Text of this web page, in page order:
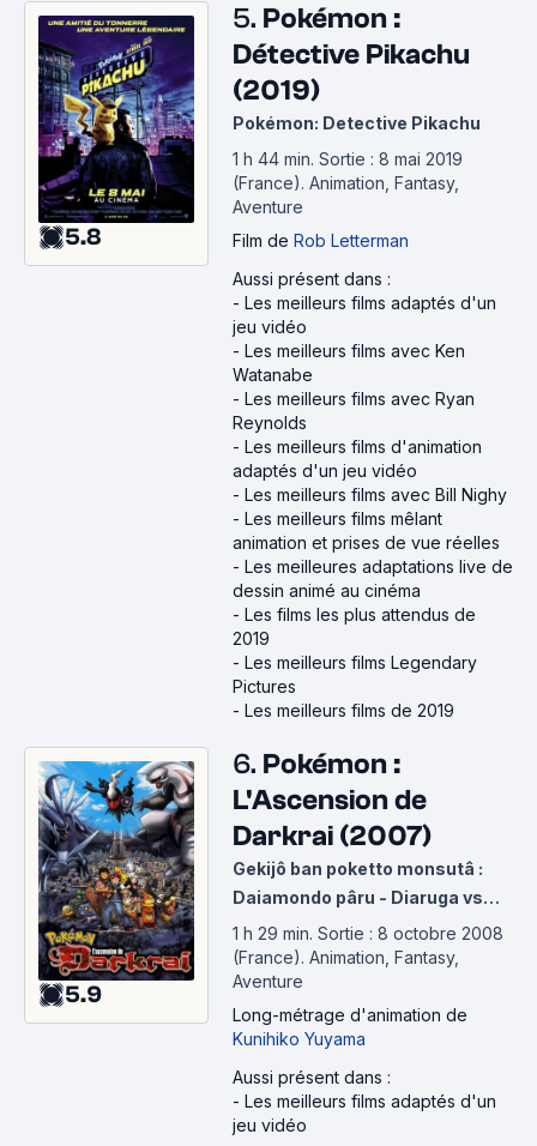
5.8
5. Pokémon :
Détective Pikachu
(2019)
Pokémon: Detective Pikachu
1 h 44 min. Sortie : 8 mai 2019
(France). Animation, Fantasy,
Aventure
Film de Rob Letterman
Aussi présent dans :
- Les meilleurs films adaptés d'un
jeu vidéo
- Les meilleurs films avec Ken
Watanabe
- Les meilleurs films avec Ryan
Reynolds
- Les meilleurs films d'animation
adaptés d'un jeu vidéo
- Les meilleurs films avec Bill Nighy
- Les meilleurs films mêlant
animation et prises de vue réelles
- Les meilleures adaptations live de
dessin animé au cinéma
- Les films les plus attendus de
2019
- Les meilleurs films Legendary
Pictures
- Les meilleurs films de 2019
5.9
6. Pokémon :
L'Ascension de
Darkrai (2007)
Gekijô ban poketto monsutâ :
Daiamondo pâru - Diaruga vs
Parukia vs Dâkurai
1 h 29 min. Sortie : 8 octobre 2008
(France). Animation, Fantasy,
Aventure
Long-métrage d'animation de
Kunihiko Yuyama
Aussi présent dans :
- Les meilleurs films adaptés d'un
jeu vidéo